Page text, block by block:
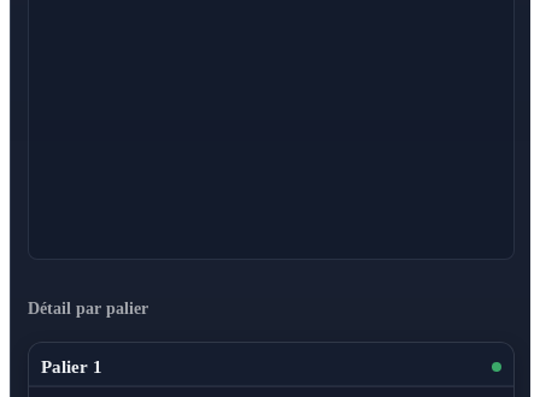
Détail par palier
Palier 1